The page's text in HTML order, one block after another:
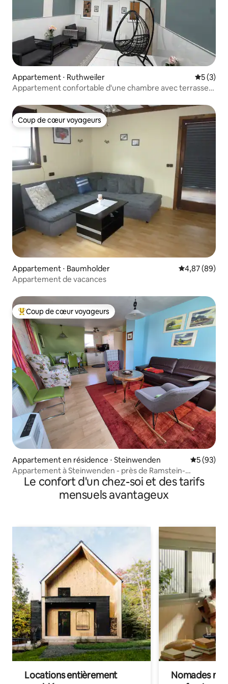
Appartement ⋅ Ruthweiler
5 (3)
Appartement confortable d'une chambre avec terrasse
Coup de cœur voyageurs
Coup de cœur voyageurs
Appartement ⋅ Baumholder Évaluation
4,87 (89)
Appartement de vacances
Coups de cœur voyageurs les plus appréciés
Coup de cœur voyageurs
Appartement en résidence ⋅ Steinwenden
5 (93)
Appartement à Steinwenden - près de Ramstein-
Miesenbach
Le confort d'un chez-soi et des tarifs
mensuels avantageux
Locations entièrement
Nomades